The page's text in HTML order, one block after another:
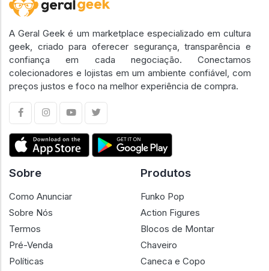
A Geral Geek é um marketplace especializado em cultura
geek, criado para oferecer segurança, transparência e
confiança em cada negociação. Conectamos
colecionadores e lojistas em um ambiente confiável, com
preços justos e foco na melhor experiência de compra.
Sobre
Como Anunciar
Sobre Nós
Termos
Pré-Venda
Políticas
Produtos
Funko Pop
Action Figures
Blocos de Montar
Chaveiro
Caneca e Copo